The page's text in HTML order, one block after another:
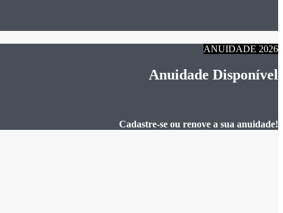
ANUIDADE 2026
Anuidade Disponível
Cadastre-se ou renove a sua anuidade!